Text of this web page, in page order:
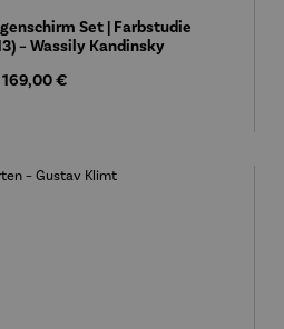
Set | Farbstudie
– Wassily Kandinsky
Regulärer Preis:
169,00 €